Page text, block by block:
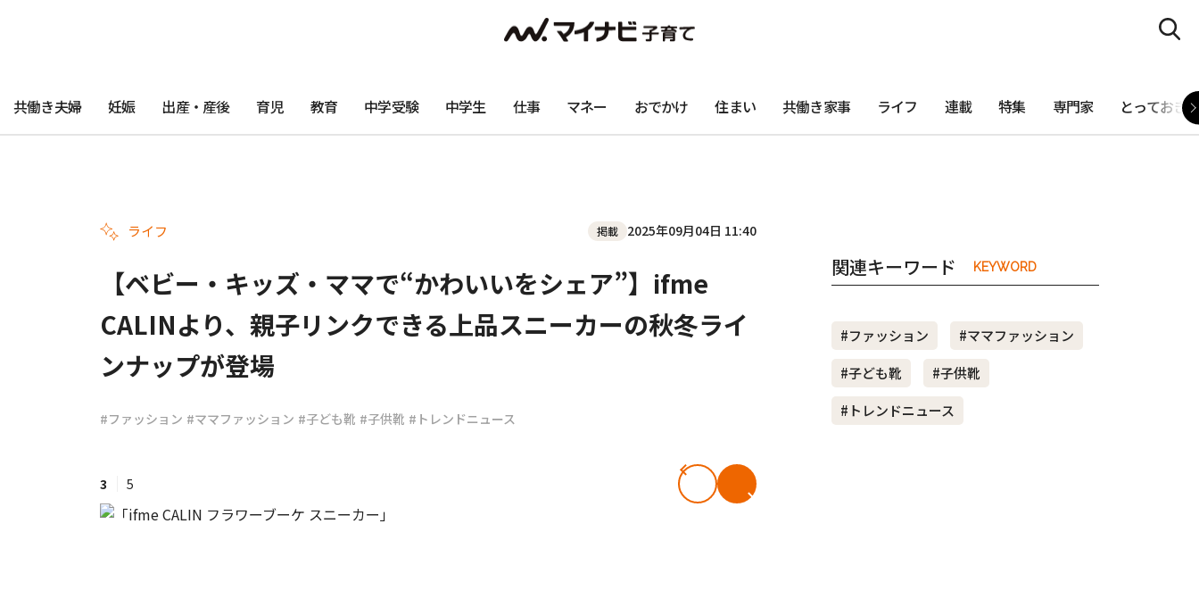
#渡邊大地の令和的ワーパパ道 #ベビーニュース
共働き夫婦 妊娠 出産・産後 育児 教育 中学受験 中学生 仕事 マネー おでかけ 住まい 共働き家事 ライフ 連載 特集 専門家 とっておき
ライフ 掲載 2025年09月04日 11:40
【ベビー・キッズ・ママで“かわいいをシェア”】ifme
CALINより、親子リンクできる上品スニーカーの秋冬ライ
ンナップが登場
#ファッション #ママファッション #子ども靴 #子供靴 #トレンドニュース
3 5
関連キーワード KEYWORD
#ファッション
#ママファッション
#子ども靴
#子供靴
#トレンドニュース